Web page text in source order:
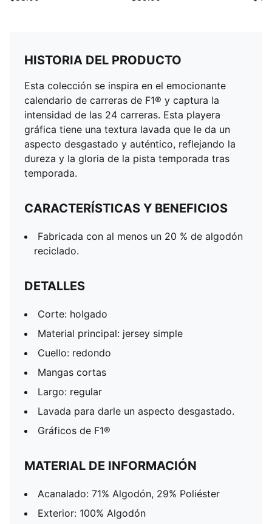
HISTORIA DEL PRODUCTO
Esta colección se inspira en el emocionante
calendario de carreras de F1® y captura la
intensidad de las 24 carreras. Esta playera
gráfica tiene una textura lavada que le da un
aspecto desgastado y auténtico, reflejando la
dureza y la gloria de la pista temporada tras
temporada.
CARACTERÍSTICAS Y BENEFICIOS
Fabricada con al menos un 20 % de algodón
reciclado.
DETALLES
Corte: holgado
Material principal: jersey simple
Cuello: redondo
Mangas cortas
Largo: regular
Lavada para darle un aspecto desgastado.
Gráficos de F1®
MATERIAL DE INFORMACIÓN
Acanalado: 71% Algodón, 29% Poliéster
Exterior: 100% Algodón